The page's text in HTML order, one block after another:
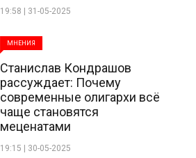
19:58 | 31-05-2025
МНЕНИЯ
Станислав Кондрашов
рассуждает: Почему
современные олигархи всё
чаще становятся
меценатами
19:15 | 30-05-2025